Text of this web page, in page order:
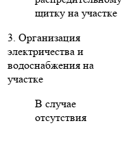
щитку на участке
3. Организация
электричества и
водоснабжения на
участке
В случае
отсутствия